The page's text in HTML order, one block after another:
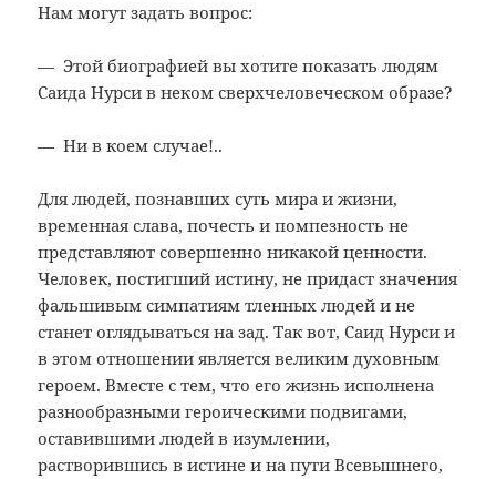
Нам могут задать вопрос:
— Этой биографией вы хотите показать людям
Саида Нурси в неком сверхчеловеческом образе?
— Ни в коем случае!..
Для людей, познавших суть мира и жизни,
временная слава, почесть и помпезность не
представляют совершенно никакой ценности.
Человек, постигший истину, не придаст значения
фальшивым симпатиям тленных людей и не
станет оглядываться на зад. Так вот, Саид Нурси и
в этом отношении является великим духовным
героем. Вместе с тем, что его жизнь исполнена
разнообразными героическими подвигами,
оставившими людей в изумлении,
растворившись в истине и на пути Всевышнего,